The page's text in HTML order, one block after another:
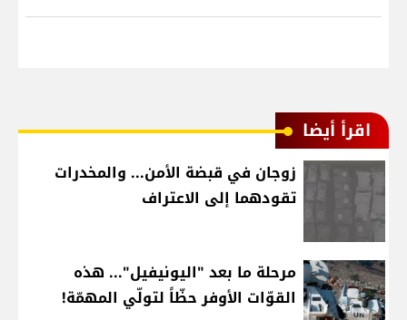
اقرأ أيضا
زوجان في قبضة الأمن... والمخدرات
تقودهما إلى الاعتراف
مرحلة ما بعد "اليونيفيل"... هذه
القوّات الأوفر حظّاً لتولّي المهمّة!